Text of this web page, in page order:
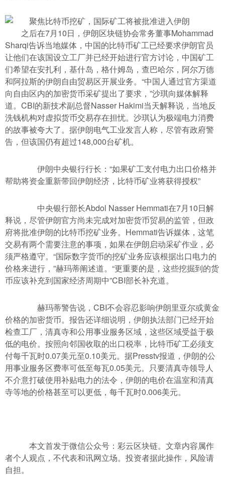
之后在7月10日，伊朗区块链协会常务董事Mohammad
Sharqi告诉当地媒体，中国的比特币矿工已经要求伊朗官员
让他们在该国设立工厂并已经开始进行官方讨论，中国矿工
们希望在安扎利，基什岛，格什姆岛，查巴哈尔，阿尔万德
和阿拉斯的伊朗自由贸易区开展业务。“中国人通过官方渠道
向自由区内的加密货币采矿提出了要求，”沙琪向媒体解释
道。CBI的新技术副总督Nasser Hakimi当天解释说，当地反
洗钱机构对虚拟货币交易存在担忧。沙琪认为极端电力消费
的故事被夸大了。据伊朗电气工业发言人称，尽管有政府警
告，但该国仍有超过148,000台矿机。
伊朗中央银行行长：“如果矿工支付电力出口价格并
帮助将资金重新带回伊朗经济，比特币矿业将获得授权”
中央银行部长Abdol Nasser Hemmati在7月10日解
释说，尽管伊朗官方尚未完成对加密货币贸易的监管，但政
府将批准伊朗的比特币挖矿业务。Hemmati告诉媒体，这笔
交易有两个需要注意的事项，如果在伊朗启动采矿作业，必
须严格遵守。“国际数字货币的挖矿业务应该根据出口电力的
价格来进行，”赫玛蒂阐述道。“更重要的是，这些挖掘到的货
币应该补充到国家经济周期中”CBI部长补充道。
赫玛蒂警告说，CBI不会容忍影响伊朗里亚尔或黄金
价格的加密货币。报告还详细说明，伊朗执法部门已经开始
检查工厂，清真寺和公用事业服务区域，这些区域受益于极
低的电价。按照向邻国收取的出口税率，比特币矿工必须支
付每千瓦时0.07美元至0.10美元。据Presstv报道，伊朗的公
用事业服务区费率可低至每瓦0.05美元。只要清真寺领导人
不介意打破使用补贴电力的法令，伊朗的电价在温室和清真
寺等地的价格甚至可以更低，每千瓦时0.006美元。
本文首发于微信公众号：彩云区块链。文章内容属作
者个人观点，不代表和讯网立场。投资者据此操作，风险请
自担。